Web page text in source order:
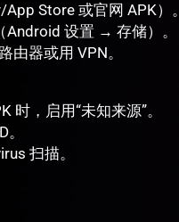
Store 或官网 APK）。
设置 → 存储）。
由器或用 VPN。
，启用“未知来源”。
扫描。